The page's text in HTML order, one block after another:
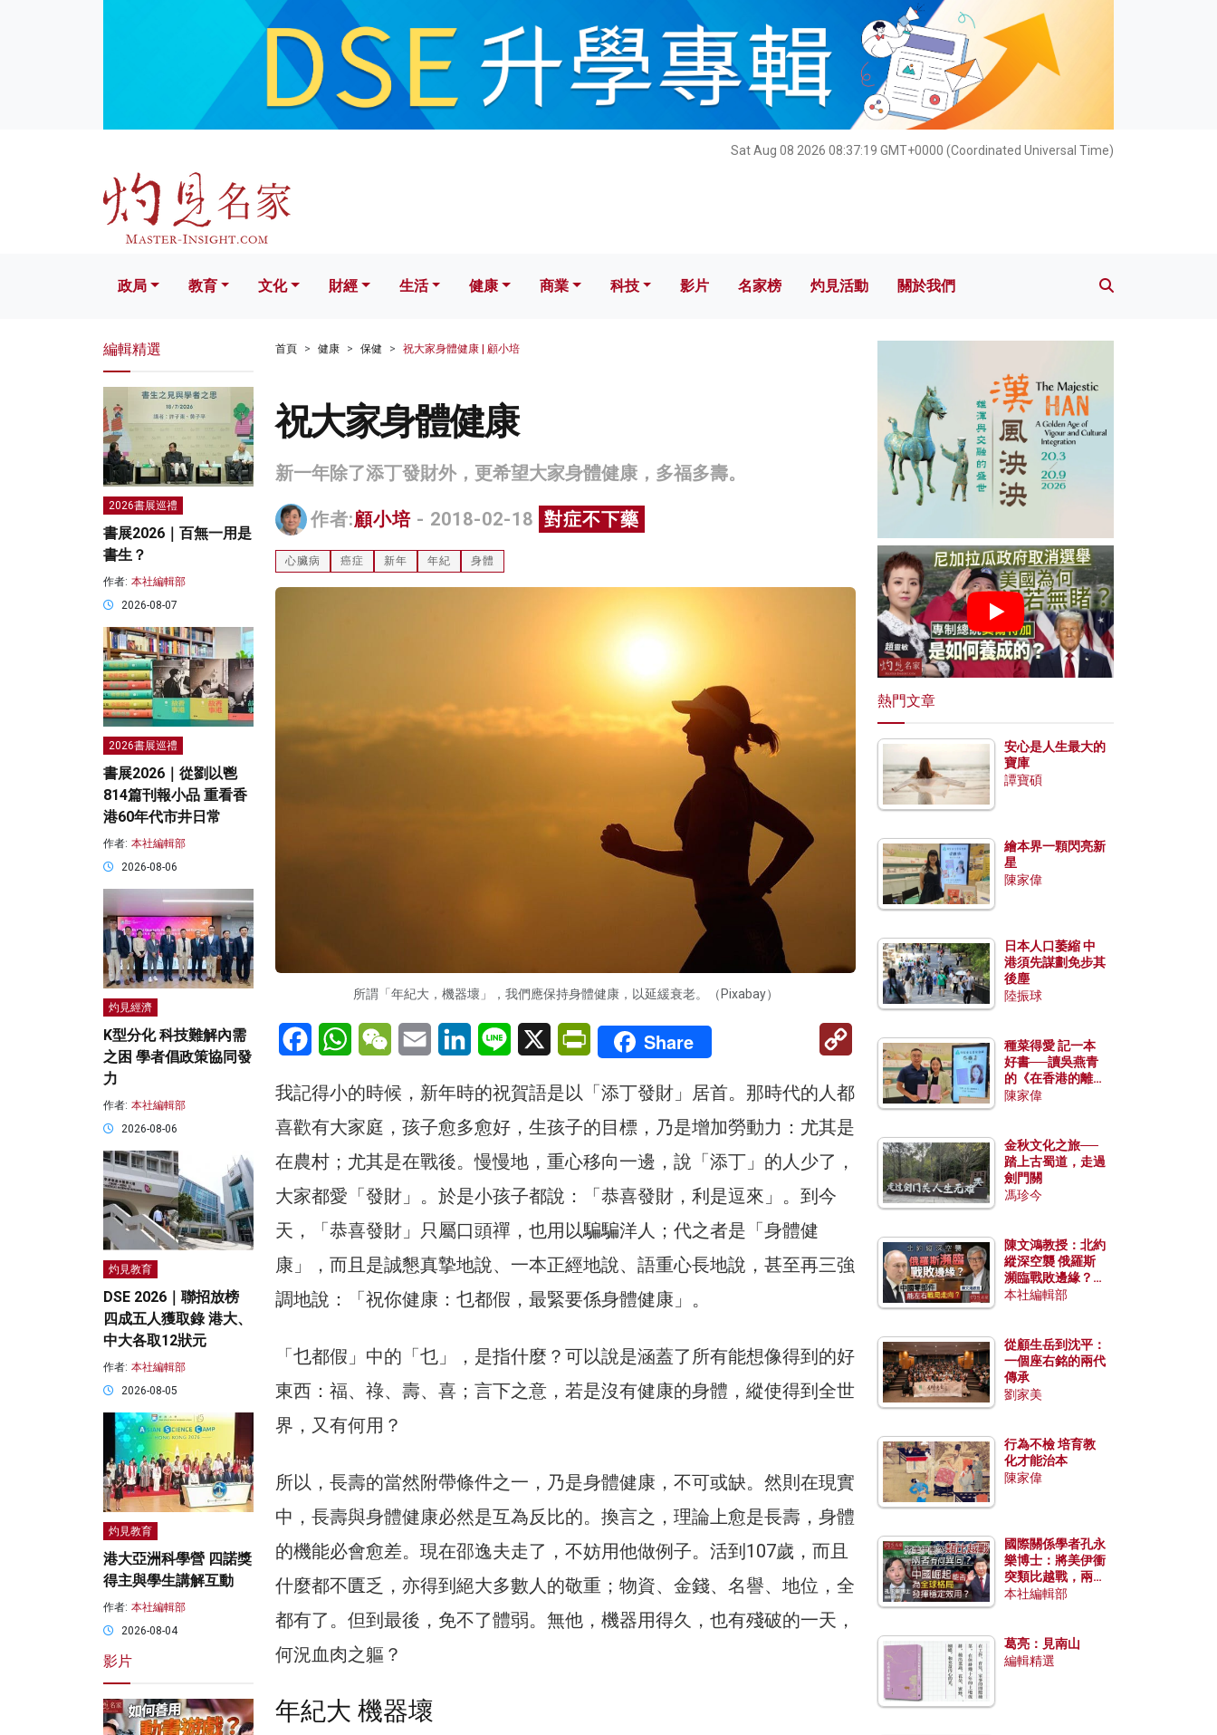
Sat Aug 08 2026 08:37:20 GMT+0000 (Coordinated Universal Time)
文化 財經 生活 健康 科技 影片 名家榜 灼見活動 關於我們
政局 教育 文化 財經 生活 健康 商業 科技 影片 名家榜 灼見活動 關於我們
首頁 健康 保健 祝大家身體健康 | 顧小培
祝大家身體健康
新一年除了添丁發財外，更希望大家身體健康，多福多壽。
作者:顧小培 - 2018-02-18 對症不下藥
心臟病 癌症 新年 年紀 身體
所謂「年紀大，機器壞」，我們應保持身體健康，以延緩衰老。（Pixabay）
FacebookWhatsAppWeChatEmail LinkedInLine X PrintFriendly
Share
Link
我記得小的時候，新年時的祝賀語是以「添丁發財」居首。那時代的人都
喜歡有大家庭，孩子愈多愈好，生孩子的目標，乃是增加勞動力：尤其是
在農村；尤其是在戰後。慢慢地，重心移向一邊，說「添丁」的人少了，
大家都愛「發財」。於是小孩子都說：「恭喜發財，利是逗來」。到今
天，「恭喜發財」只屬口頭禪，也用以騙騙洋人；代之者是「身體健
康」，而且是誠懇真摯地說、一本正經地說、語重心長地說，甚至再三強
調地說：「祝你健康：乜都假，最緊要係身體健康」。
「乜都假」中的「乜」，是指什麼？可以說是涵蓋了所有能想像得到的好
東西：福、祿、壽、喜；言下之意，若是沒有健康的身體，縱使得到全世
界，又有何用？
所以，長壽的當然附帶條件之一，乃是身體健康，不可或缺。然則在現實
中，長壽與身體健康必然是互為反比的。換言之，理論上愈是長壽，身體
的機能必會愈差。現在邵逸夫走了，不妨用他做例子。活到107歲，而且
什麼都不匱乏，亦得到絕大多數人的敬重；物資、金錢、名譽、地位，全
都有了。但到最後，免不了體弱。無他，機器用得久，也有殘破的一天，
何況血肉之軀？
年紀大 機器壞
編輯精選
2026書展巡禮
書展2026｜百無一用是
書生？
作者: 本社編輯部
2026-08-07
2026書展巡禮
書展2026｜從劉以鬯
814篇刊報小品 重看香
港60年代市井日常
作者: 本社編輯部
2026-08-06
灼見經濟
K型分化 科技難解內需
之困 學者倡政策協同發
力
作者: 本社編輯部
2026-08-06
灼見教育
DSE 2026｜聯招放榜
四成五人獲取錄 港大、
中大各取12狀元
作者: 本社編輯部
2026-08-05
灼見教育
港大亞洲科學營 四諾獎
得主與學生講解互動
作者: 本社編輯部
2026-08-04
影片
熱門文章
安心是人生最大的
寶庫
譚寶碩
繪本界一顆閃亮新
星
陳家偉
日本人口萎縮 中
港須先謀劃免步其
後塵
陸振球
種菜得愛 記一本
好書──讀吳燕青
的《在香港的離島
種菜》
陳家偉
金秋文化之旅──
踏上古蜀道，走過
劍門關
馮珍今
陳文鴻教授：北約
縱深空襲 俄羅斯
瀕臨戰敗邊緣？中
國零部件能左右戰
本社編輯部
從顧生岳到沈平：
一個座右銘的兩代
傳承
劉家美
行為不檢 培育教
化才能治本
陳家偉
國際關係學者孔永
樂博士：將美伊衝
突類比越戰，兩者
有何異同？中國崛
本社編輯部
葛亮：見南山
編輯精選